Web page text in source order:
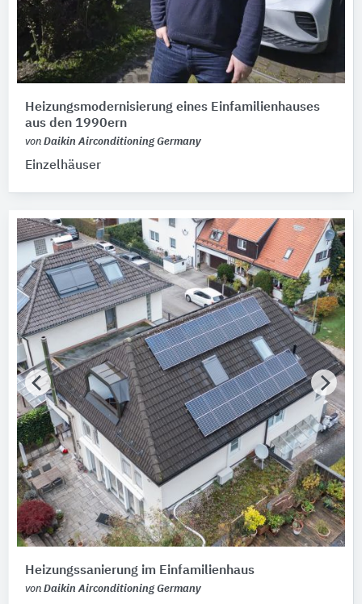
Heizungsmodernisierung eines Einfamilienhauses
aus den 1990ern
von Daikin Airconditioning Germany
Einzelhäuser
Heizungssanierung im Einfamilienhaus
von Daikin Airconditioning Germany